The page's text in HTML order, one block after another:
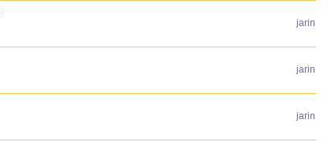
jarin
jarin
jarin